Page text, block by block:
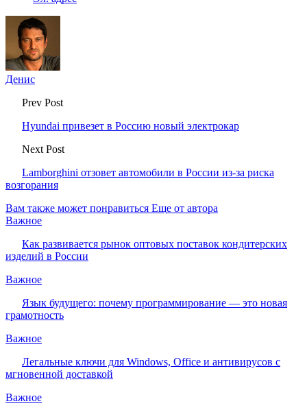
Денис
Prev Post
Hyundai привезет в Россию новый электрокар
Next Post
Lamborghini отзовет автомобили в России из-за риска
возгорания
Вам также может понравиться Еще от автора
Важное
Как развивается рынок оптовых поставок кондитерских
изделий в России
Важное
Язык будущего: почему программирование — это новая
грамотность
Важное
Легальные ключи для Windows, Office и антивирусов с
мгновенной доставкой
Важное